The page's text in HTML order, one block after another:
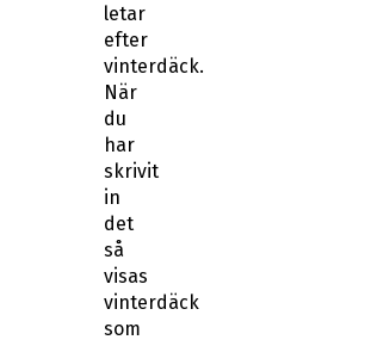
letar
efter
vinterdäck.
När
du
har
skrivit
in
det
så
visas
vinterdäck
som